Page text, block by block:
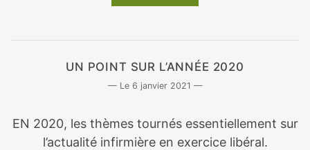
UN POINT SUR L’ANNÉE 2020
6 janvier 2021
EN 2020, les thèmes tournés essentiellement sur
l’actualité infirmière en exercice libéral.